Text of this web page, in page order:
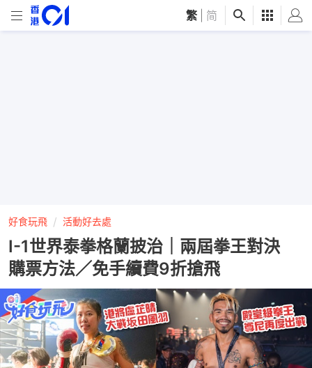
繁 简
好食玩飛 活動好去處
I-1世界泰拳格蘭披治｜兩屆拳王對決
購票方法／免手續費9折搶飛